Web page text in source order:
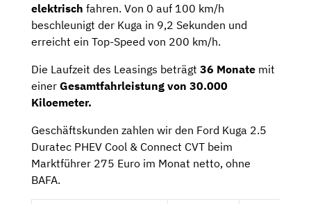
elektrisch fahren. Von 0 auf 100 km/h
beschleunigt der Kuga in 9,2 Sekunden und
erreicht ein Top-Speed von 200 km/h.
Die Laufzeit des Leasings beträgt 36 Monate mit
einer Gesamtfahrleistung von 30.000
Kiloemeter.
Geschäftskunden zahlen wir den Ford Kuga 2.5
Duratec PHEV Cool & Connect CVT beim
Marktführer 275 Euro im Monat netto, ohne
BAFA.